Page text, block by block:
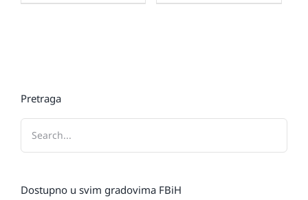
Pretraga
Dostupno u svim gradovima FBiH